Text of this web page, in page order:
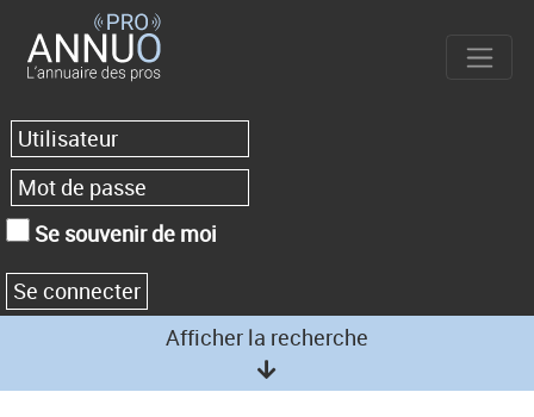
Se souvenir de moi
Afficher la recherche